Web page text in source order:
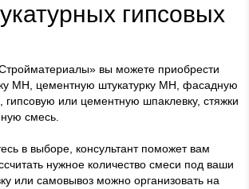
гипсовых
вы можете приобрести
МН, цементную штукатурку МН, фасадную
гипсовую или цементную шпаклевку, стяжки
смесь.
в выборе, консультант поможет вам
нужное количество смеси под ваши
или самовывоз можно организовать на